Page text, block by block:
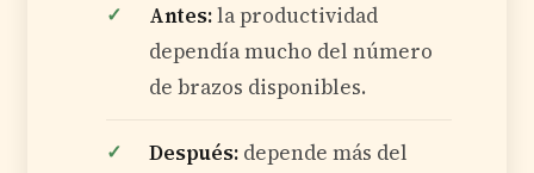
Antes:la productividad
dependía mucho del número
de brazos disponibles.
Después: depende más del